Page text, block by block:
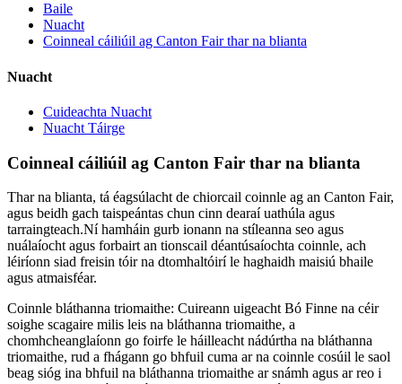
Baile
Nuacht
Coinneal cáiliúil ag Canton Fair thar na blianta
Nuacht
Cuideachta Nuacht
Nuacht Táirge
Coinneal cáiliúil ag Canton Fair thar na blianta
Thar na blianta, tá éagsúlacht de chiorcail coinnle ag an Canton Fair,
agus beidh gach taispeántas chun cinn dearaí uathúla agus
tarraingteach.Ní hamháin gurb ionann na stíleanna seo agus
nuálaíocht agus forbairt an tionscail déantúsaíochta coinnle, ach
léiríonn siad freisin tóir na dtomhaltóirí le haghaidh maisiú bhaile
agus atmaisféar.
Coinnle bláthanna triomaithe: Cuireann uigeacht Bó Finne na céir
soighe scagaire milis leis na bláthanna triomaithe, a
chomhcheanglaíonn go foirfe le háilleacht nádúrtha na bláthanna
triomaithe, rud a fhágann go bhfuil cuma ar na coinnle cosúil le saol
beag sióg ina bhfuil na bláthanna triomaithe ar snámh agus ar reo i